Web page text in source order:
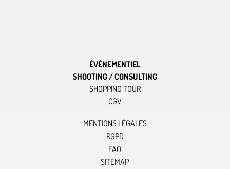
ÉVÉNEMENTIEL
SHOOTING / CONSULTING
SHOPPING TOUR
CGV
MENTIONS LÉGALES
RGPD
FAQ
SITEMAP